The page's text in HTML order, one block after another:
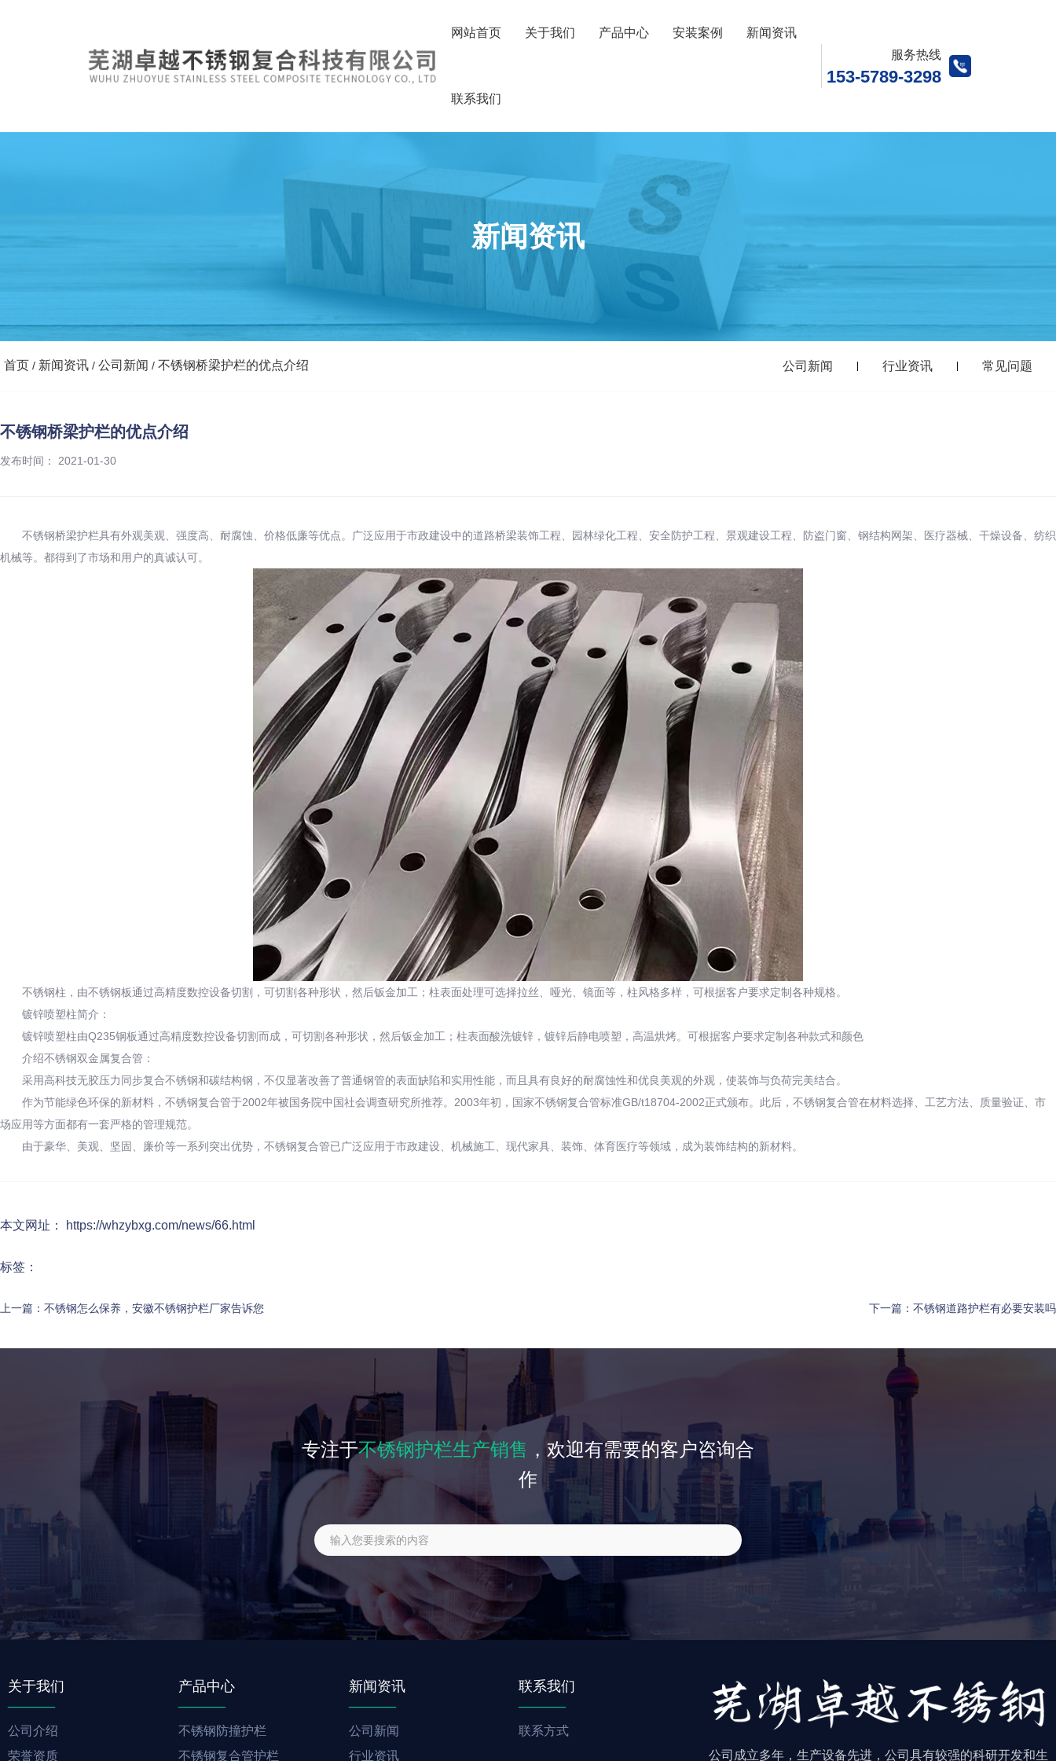
网站首页 关于我们 产品中心 安装案例 新闻资讯
联系我们
服务热线
153-5789-3298
新闻资讯
首页 / 新闻资讯 / 公司新闻 / 不锈钢桥梁护栏的优点介绍 公司新闻 行业资讯 常见问题
不锈钢桥梁护栏的优点介绍
发布时间： 2021-01-30
不锈钢桥梁护栏具有外观美观、强度高、耐腐蚀、价格低廉等优点。广泛应用于市政建设中的道路桥梁装饰工程、园林绿化工程、安全防护工程、景观建设工程、防盗门窗、钢结构网架、医疗器械、干燥设备、纺织
机械等。都得到了市场和用户的真诚认可。
不锈钢柱，由不锈钢板通过高精度数控设备切割，可切割各种形状，然后钣金加工；柱表面处理可选择拉丝、哑光、镜面等，柱风格多样，可根据客户要求定制各种规格。
镀锌喷塑柱简介：
镀锌喷塑柱由Q235钢板通过高精度数控设备切割而成，可切割各种形状，然后钣金加工；柱表面酸洗镀锌，镀锌后静电喷塑，高温烘烤。可根据客户要求定制各种款式和颜色
介绍不锈钢双金属复合管：
采用高科技无胶压力同步复合不锈钢和碳结构钢，不仅显著改善了普通钢管的表面缺陷和实用性能，而且具有良好的耐腐蚀性和优良美观的外观，使装饰与负荷完美结合。
作为节能绿色环保的新材料，不锈钢复合管于2002年被国务院中国社会调查研究所推荐。2003年初，国家不锈钢复合管标准GB/t18704-2002正式颁布。此后，不锈钢复合管在材料选择、工艺方法、质量验证、市
场应用等方面都有一套严格的管理规范。
由于豪华、美观、坚固、廉价等一系列突出优势，不锈钢复合管已广泛应用于市政建设、机械施工、现代家具、装饰、体育医疗等领域，成为装饰结构的新材料。
本文网址： https://whzybxg.com/news/66.html
标签：
上一篇： 不锈钢怎么保养，安徽不锈钢护栏厂家告诉您 下一篇： 不锈钢道路护栏有必要安装吗
专注于不锈钢护栏生产销售 ，欢迎有需要的客户咨询合
作
关于我们
公司介绍
荣誉资质
产品中心
不锈钢防撞护栏
不锈钢复合管护栏
新闻资讯
公司新闻
行业资讯
联系我们
联系方式
公司成立多年，生产设备先进，公司具有较强的科研开发和生